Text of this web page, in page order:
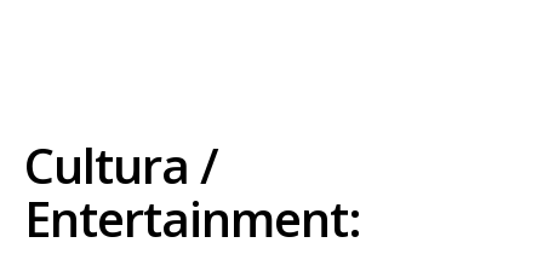
Cultura /
Entertainment: